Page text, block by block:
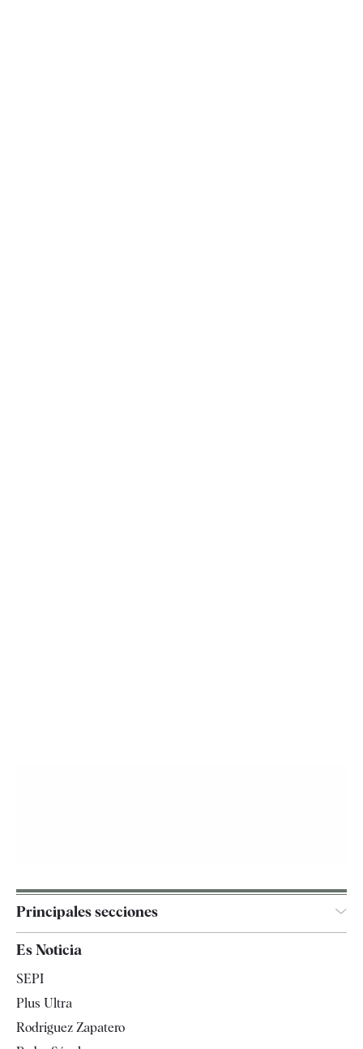
Principales secciones
Televisión
Es Noticia
SEPI
Plus Ultra
Rodríguez Zapatero